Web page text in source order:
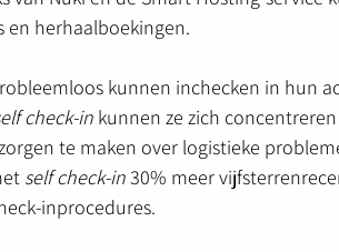
en herhaalboekingen.
kunnen inchecken in hun
check-in kunnen ze zich
te maken over logistieke
self check-in 30% meer
inprocedures.